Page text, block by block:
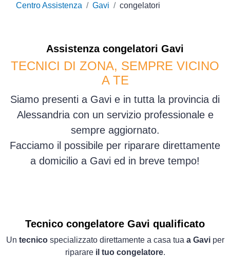
Centro Assistenza Gavi congelatori
Assistenza congelatori Gavi
TECNICI DI ZONA, SEMPRE VICINO
A TE
Siamo presenti a Gavi e in tutta la provincia di
Alessandria con un servizio professionale e
sempre aggiornato.
Facciamo il possibile per riparare direttamente
a domicilio a Gavi ed in breve tempo!
Tecnico congelatore Gavi qualificato
Un tecnico specializzato direttamente a casa tua a Gaviper
riparare il tuo congelatore.